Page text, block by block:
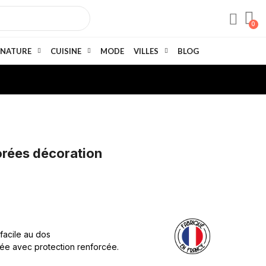
NATURE CUISINE MODE VILLES BLOG
décoration
au dos
avec protection renforcée.